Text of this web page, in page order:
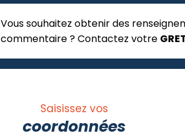
Vous souhaitez obtenir des
commentaire ? Contactez votre
Saisissez vos
coordonnées